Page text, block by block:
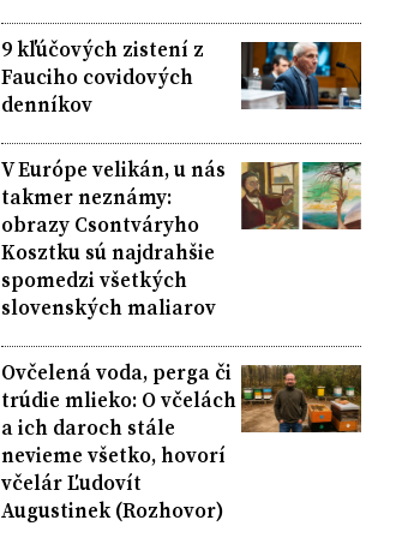
9 kľúčových zistení z
Fauciho covidových
denníkov
V Európe velikán, u nás
takmer neznámy:
obrazy Csontváryho
Kosztku sú najdrahšie
spomedzi všetkých
slovenských maliarov
Ovčelená voda, perga či
trúdie mlieko: O včelách
a ich daroch stále
nevieme všetko, hovorí
včelár Ľudovít
Augustinek (Rozhovor)